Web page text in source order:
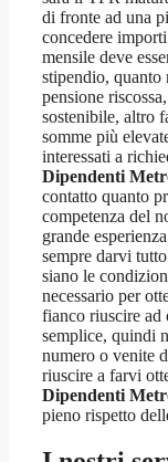
di fronte ad una
concedere
mensile deve
stipendio, quanto
pensione
sostenibile, altro
somme più
interessati a
Dipendenti
contatto quanto
competenza del
grande
sempre darvi
siano le
necessario per
fianco riuscire ad
semplice, quindi
numero o venite
riuscire a farvi
Dipendenti
pieno rispetto